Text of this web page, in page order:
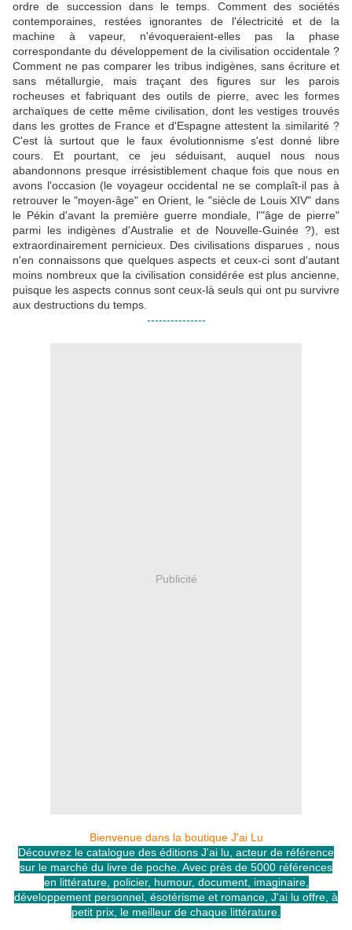
ordre de succession dans le temps. Comment des sociétés
contemporaines, restées ignorantes de l'électricité et de la
machine à vapeur, n'évoqueraient-elles pas la phase
correspondante du développement de la civilisation occidentale ?
Comment ne pas comparer les tribus indigènes, sans écriture et
sans métallurgie, mais traçant des figures sur les parois
rocheuses et fabriquant des outils de pierre, avec les formes
archaïques de cette même civilisation, dont les vestiges trouvés
dans les grottes de France et d'Espagne attestent la similarité ?
C'est là surtout que le faux évolutionnisme s'est donné libre
cours. Et pourtant, ce jeu séduisant, auquel nous nous
abandonnons presque irrésistiblement chaque fois que nous en
avons l'occasion (le voyageur occidental ne se complaît-il pas à
retrouver le "moyen-âge" en Orient, le "siècle de Louis XIV" dans
le Pékin d'avant la première guerre mondiale, l'"âge de pierre"
parmi les indigènes d'Australie et de Nouvelle-Guinée ?), est
extraordinairement pernicieux. Des civilisations disparues , nous
n'en connaissons que quelques aspects et ceux-ci sont d'autant
moins nombreux que la civilisation considérée est plus ancienne,
puisque les aspects connus sont ceux-là seuls qui ont pu survivre
aux destructions du temps.
---------------
Publicité
Bienvenue dans la boutique J'ai Lu
Découvrez le catalogue des éditions J'ai lu, acteur de référence
sur le marché du livre de poche. Avec près de 5000 références
en littérature, policier, humour, document, imaginaire,
développement personnel, ésotérisme et romance, J'ai lu offre, à
petit prix, le meilleur de chaque littérature.